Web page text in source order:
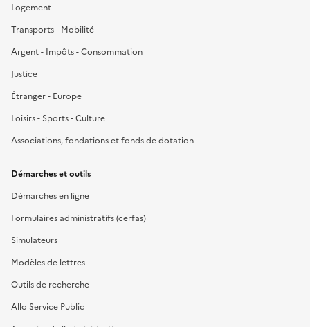
Logement
Transports - Mobilité
Argent - Impôts - Consommation
Justice
Étranger - Europe
Loisirs - Sports - Culture
Associations, fondations et fonds de dotation
Démarches et outils
Démarches en ligne
Formulaires administratifs (cerfas)
Simulateurs
Modèles de lettres
Outils de recherche
Allo Service Public